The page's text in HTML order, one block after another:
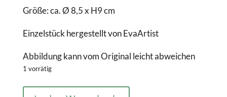
15.00€10.00€.
Größe: ca. Ø 8,5 x H9 cm
Einzelstück hergestellt von EvaArtist
Abbildung kann vom Original leicht abweichen
1 vorrätig